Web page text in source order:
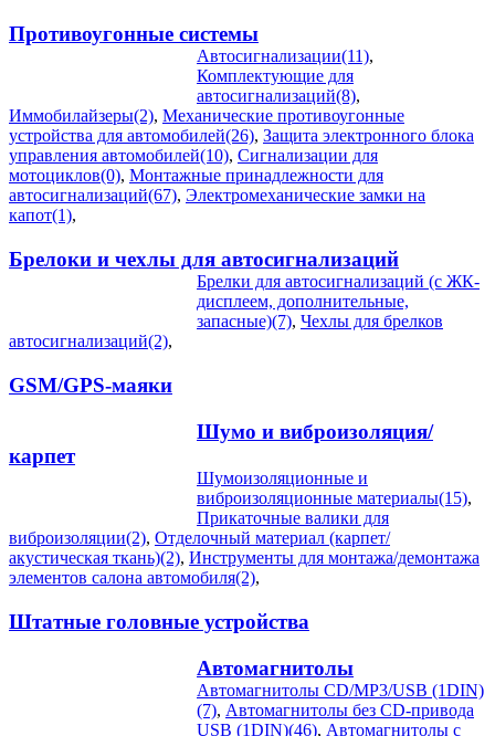
Противоугонные системы
Автосигнализации(11),
Комплектующие для
автосигнализаций(8),
Иммобилайзеры(2), Механические противоугонные
устройства для автомобилей(26), Защита электронного блока
управления автомобилей(10), Сигнализации для
мотоциклов(0), Монтажные принадлежности для
автосигнализаций(67), Электромеханические замки на
капот(1),
Брелоки и чехлы для автосигнализаций
Брелки для автосигнализаций (с ЖК-
дисплеем, дополнительные,
запасные)(7), Чехлы для брелков
автосигнализаций(2),
GSM/GPS-маяки
Шумо и виброизоляция/
карпет
Шумоизоляционные и
виброизоляционные материалы(15),
Прикаточные валики для
виброизоляции(2), Отделочный материал (карпет/
акустическая ткань)(2), Инструменты для монтажа/демонтажа
элементов салона автомобиля(2),
Штатные головные устройства
Автомагнитолы
Автомагнитолы CD/MP3/USB (1DIN)
(7), Автомагнитолы без CD-привода
USB (1DIN)(46), Автомагнитолы с